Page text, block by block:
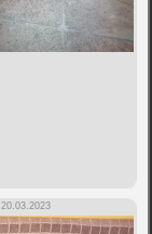
20.03.2023